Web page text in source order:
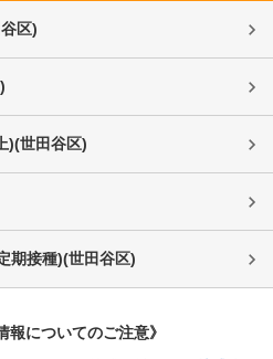
区)
)
)(世田谷区)
期接種)(世田谷区)
報についてのご注意》